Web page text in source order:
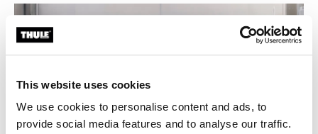
This website uses cookies
We use cookies to personalise content and ads, to
provide social media features and to analyse our traffic.